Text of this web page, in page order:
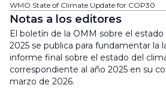
WMO State of Climate Update for COP30
Notas a los editores
El boletín de la OMM sobre el
2025 se publica para fundamentar la
informe final sobre el estado del
correspondiente al año 2025 en su
marzo de 2026.